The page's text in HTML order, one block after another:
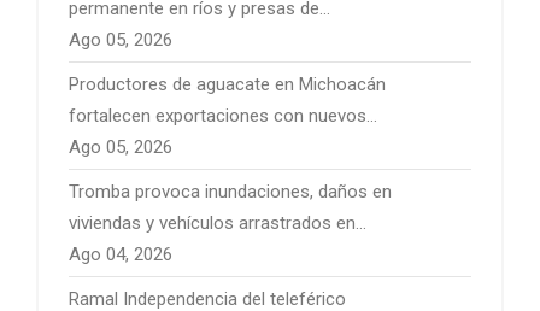
permanente en ríos y presas de
Michoacán por temporal de lluvias
Ago 05, 2026
Productores de aguacate en Michoacán
fortalecen exportaciones con nuevos
mercados internacionales
Ago 05, 2026
Tromba provoca inundaciones, daños en
viviendas y vehículos arrastrados en
Pátzcuaro
Ago 04, 2026
Ramal Independencia del teleférico